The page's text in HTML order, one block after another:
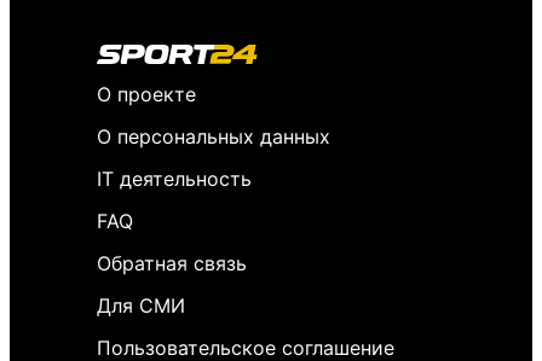
О проекте
О персональных данных
IT деятельность
FAQ
Обратная связь
Для СМИ
Пользовательское соглашение